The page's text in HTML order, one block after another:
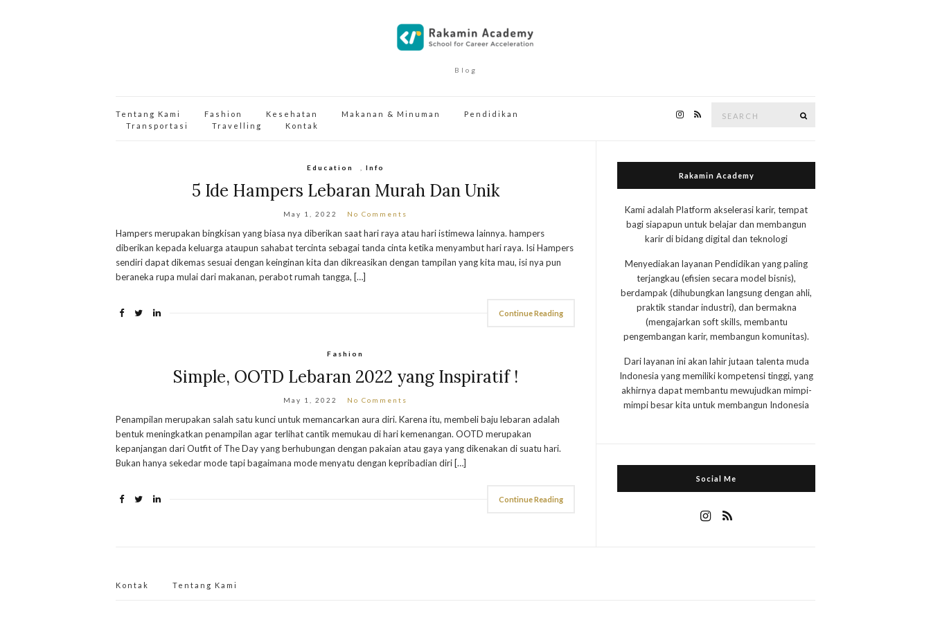
Blog
Tentang Kami Fashion Kesehatan Makanan & Minuman
Pendidikan
Transportasi
Travelling Kontak
Education Info
5 Ide Hampers Lebaran Murah Dan Unik
May 1, 2022 No Comments
Hampers merupakan bingkisan yang biasa nya diberikan saat hari raya atau hari istimewa lainnya. hampers
diberikan kepada keluarga ataupun sahabat tercinta sebagai tanda cinta ketika menyambut hari raya. Isi Hampers
sendiri dapat dikemas sesuai dengan keinginan kita dan dikreasikan dengan tampilan yang kita mau, isi nya pun
beraneka rupa mulai dari makanan, perabot rumah tangga, […]
Continue Reading
Fashion
Simple, OOTD Lebaran 2022 yang Inspiratif !
May 1, 2022 No Comments
Penampilan merupakan salah satu kunci untuk memancarkan aura diri. Karena itu, membeli baju lebaran adalah
bentuk meningkatkan penampilan agar terlihat cantik memukau di hari kemenangan. OOTD merupakan
kepanjangan dari Outfit of The Day yang berhubungan dengan pakaian atau gaya yang dikenakan di suatu hari.
Bukan hanya sekedar mode tapi bagaimana mode menyatu dengan kepribadian diri […]
Continue Reading
Rakamin Academy
Kami adalah Platform akselerasi karir, tempat
bagi siapapun untuk belajar dan membangun
karir di bidang digital dan teknologi
Menyediakan layanan Pendidikan yang paling
terjangkau (efisien secara model bisnis),
berdampak (dihubungkan langsung dengan ahli,
praktik standar industri), dan bermakna
(mengajarkan soft skills, membantu
pengembangan karir, membangun komunitas).
Dari layanan ini akan lahir jutaan talenta muda
Indonesia yang memiliki kompetensi tinggi, yang
akhirnya dapat membantu mewujudkan mimpi-
mimpi besar kita untuk membangun Indonesia
Social Me
Kontak Tentang Kami